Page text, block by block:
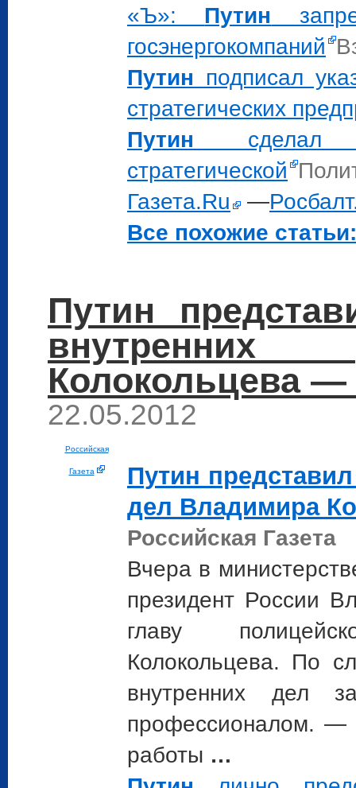
«Ъ»: Путин
госэнергокомпаний
Путин подписал
стратегических
Путин сделал
стратегической
Газета.Ru
—
Все похожие
Путин
Колокольцева —
22.05.2012
Российская
Газета Путин
дел Владимира
Российская Газета
Вчера в
президент России
главу
Колокольцева. По
внутренних дел
профессионалом. —
работы …